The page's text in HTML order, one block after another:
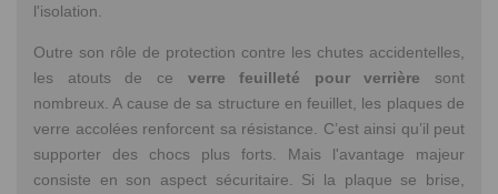
l'isolation.
Outre son rôle de protection contre les chutes accidentelles,
les atouts de ce verre feuilleté pour verrière sont
nombreux. A cause de sa structure en feuillet, les plaques de
verre accolées renforcent sa résistance. C’est ainsi qu’il peut
supporter des chocs plus forts. Mais l'avantage majeur
consiste en son aspect sécuritaire. Si la plaque se brise,